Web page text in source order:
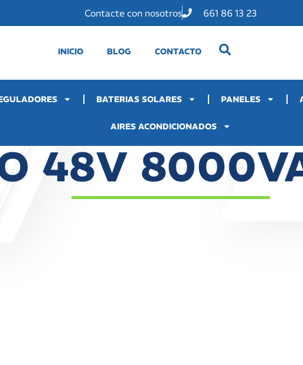
Contacte con nosotros 661 86 13 23
INICIO BLOG CONTACTO
BATERIAS SOLARES PANELES
AIRES ACONDICIONADOS
48V